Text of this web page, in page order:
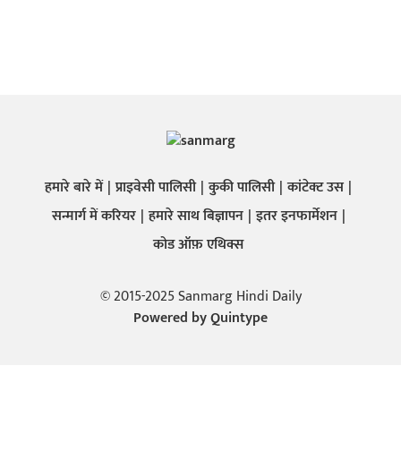
हमारे बारे में प्राइवेसी पालिसी कुकी पालिसी कांटेक्ट उस
सन्मार्ग में करियर हमारे साथ बिज्ञापन इतर इनफार्मेशन
कोड ऑफ़ एथिक्स
© 2015-2025 Sanmarg Hindi Daily
Powered byQuintype